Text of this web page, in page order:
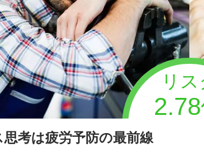
リス
思考は疲労予防の最前線